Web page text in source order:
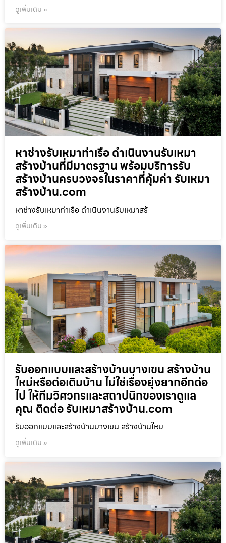
ดูเพิ่มเติม »
หาช่างรับเหมาท่าเรือ ดำเนินงานรับเหมา
สร้างบ้านที่มีมาตรฐาน พร้อมบริการรับ
สร้างบ้านครบวงจรในราคาที่คุ้มค่า รับเหมา
สร้างบ้าน.com
หาช่างรับเหมาท่าเรือ ดำเนินงานรับเหมาสร้
ดูเพิ่มเติม »
รับออกแบบและสร้างบ้านบางเขน สร้างบ้าน
ใหม่หรือต่อเติมบ้าน ไม่ใช่เรื่องยุ่งยากอีกต่อ
ไป ให้ทีมวิศวกรและสถาปนิกของเราดูแล
คุณ ติดต่อ รับเหมาสร้างบ้าน.com
รับออกแบบและสร้างบ้านบางเขน สร้างบ้านใหม
ดูเพิ่มเติม »